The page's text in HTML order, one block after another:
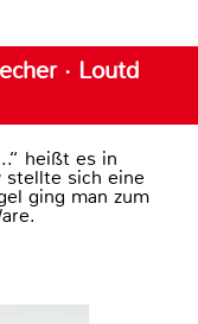
· Loutd
heißt es in
stellte sich eine
ging man zum